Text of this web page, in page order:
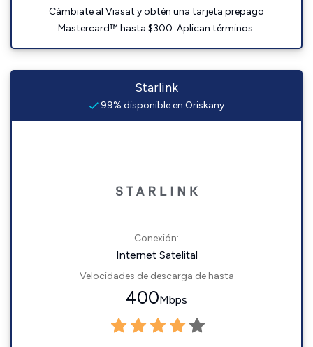
Cámbiate al Viasat y obtén una tarjeta prepago
Mastercard™ hasta $300. Aplican términos.
Starlink
99% disponible en Oriskany
Conexión:
Internet Satelital
Velocidades de descarga de hasta
400Mbps